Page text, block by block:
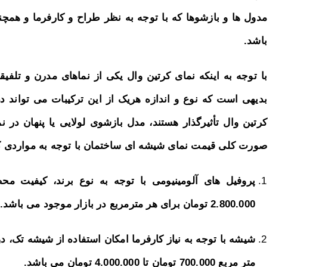
باشد.
با توجه به اینکه نمای کرتین وال یکی از نماهای مدرن و
بدیهی است که نوع و اندازه هریک از این ترکیبات می
کرتین وال تأثیرگذار هستند، مدل بازشوی لولایی یا
صورت کلی قیمت نمای شیشه ای ساختمان با توجه به مواردی
2.800.000 تومان برای هر مترمربع در بازار موجود می باشد.
شیشه با توجه به نیاز کارفرما امکان استفاده از شیشه
متر مربع 700.000 تومان تا 4.000.000 تومان می باشد.